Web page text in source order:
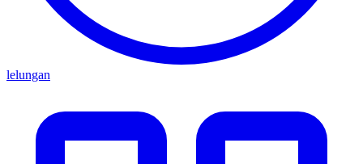
lelungan